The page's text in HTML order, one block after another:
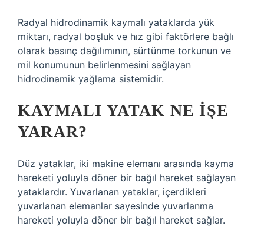
Radyal hidrodinamik kaymalı yataklarda yük
miktarı, radyal boşluk ve hız gibi faktörlere bağlı
olarak basınç dağılımının, sürtünme torkunun ve
mil konumunun belirlenmesini sağlayan
hidrodinamik yağlama sistemidir.
KAYMALI YATAK NE IŞE
YARAR?
Düz yataklar, iki makine elemanı arasında kayma
hareketi yoluyla döner bir bağıl hareket sağlayan
yataklardır. Yuvarlanan yataklar, içerdikleri
yuvarlanan elemanlar sayesinde yuvarlanma
hareketi yoluyla döner bir bağıl hareket sağlar.